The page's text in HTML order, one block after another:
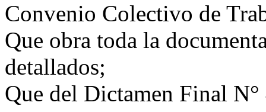
Convenio Colectivo de
Que obra toda la
detallados;
Que del Dictamen Final